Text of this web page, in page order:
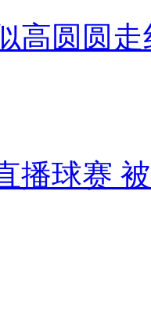
高圆圆走
播球赛